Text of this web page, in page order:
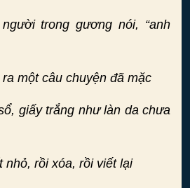
trong gương nói, “anh
một câu chuyện đã mặc
giấy trắng như làn da chưa
nhỏ, rồi xóa, rồi viết lại